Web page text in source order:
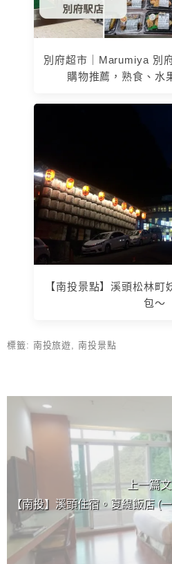
別府超市｜Marumiya 別
購物推薦，熟食、水
【南投景點】溪頭松林町
包～
標籤: 南投旅遊 ,南投景點
上 / 下一篇文章
上一篇
【南投】溪頭住宿。夏緹飯店 (